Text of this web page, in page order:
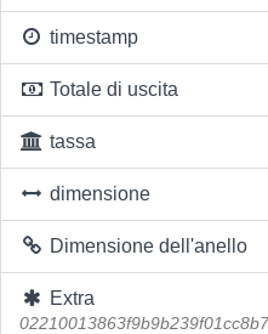
timestamp
Totale di uscita
tassa
dimensione
Dimensione dell'anello
Extra